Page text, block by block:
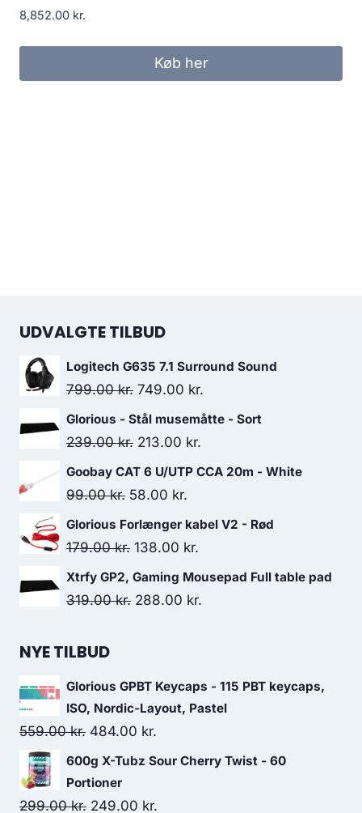
8,852.00 kr.
Køb her
UDVALGTE TILBUD
Logitech G635 7.1 Surround Sound
799.00kr. Original
price
was:
749.00 kr.
price
Glorious - Stål musemåtte - Sort
239.00kr. Original
price
was:
213.00 kr.
price
Goobay CAT 6 U/UTP CCA 20m - White
99.00kr. Original
price
was:
58.00 kr.
price
is:
Glorious Forlænger kabel V2 - Rød
179.00kr. Original
price
was:
138.00 kr.
price
is:
Xtrfy GP2, Gaming Mousepad Full table pad
319.00kr. Original
288.00 kr.
NYE TILBUD
Glorious GPBT Keycaps - 115 PBT keycaps,
ISO, Nordic-Layout, Pastel
559.00kr. Original
price
was:
559.00 kr..
484.00 kr.
price
600g X-Tubz Sour Cherry Twist - 60
Portioner
299.00kr. Original
249.00 kr.